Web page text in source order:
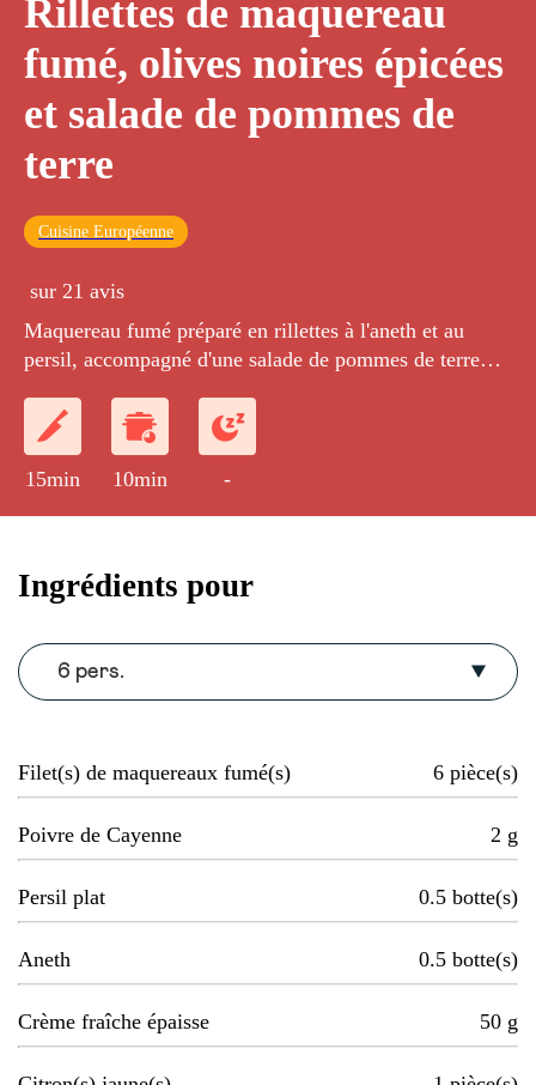
Rillettes de maquereau
fumé, olives noires épicées
et salade de pommes de
terre
Cuisine Européenne
sur 21 avis
Maquereau fumé préparé en rillettes à l'aneth et au
persil, accompagné d'une salade de pommes de terre
15min 10min -
Ingrédients pour
6 pers.
Filet(s) de maquereaux fumé(s) 6 pièce(s)
Poivre de Cayenne 2 g
Persil plat 0.5 botte(s)
Aneth 0.5 botte(s)
Crème fraîche épaisse 50 g